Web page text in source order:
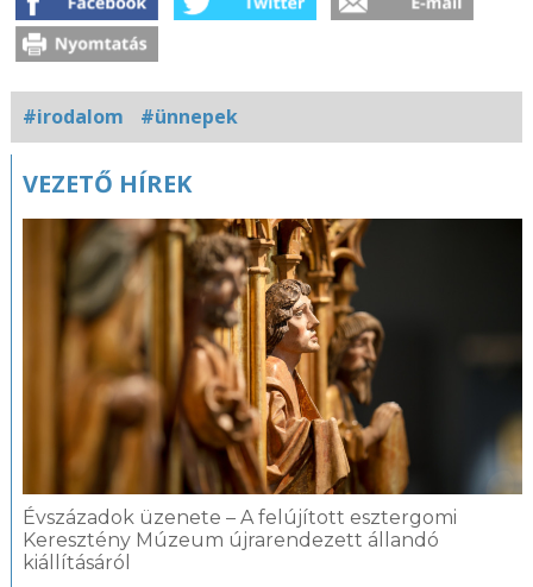
#irodalom #ünnepek
Kapcsolódó
VEZETŐ HÍREK
Évszázadok üzenete – A felújított esztergomi
Keresztény Múzeum újrarendezett állandó
kiállításáról